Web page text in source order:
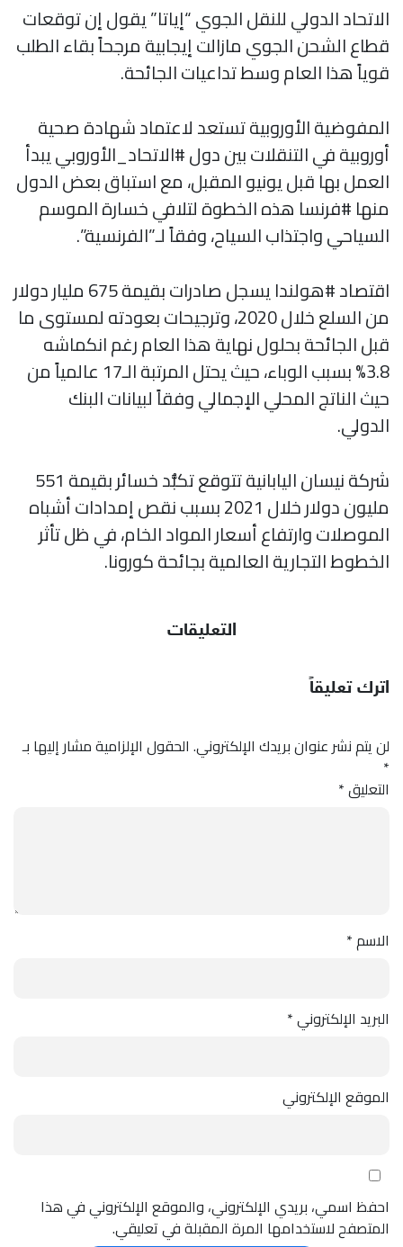
الاتحاد الدولي للنقل الجوي “إياتا” يقول إن توقعات
قطاع الشحن الجوي مازالت إيجابية مرجحاً بقاء الطلب
قوياً هذا العام وسط تداعيات الجائحة.
المفوضية الأوروبية تستعد لاعتماد شهادة صحية
أوروبية في التنقلات بين دول #الاتحاد_الأوروبي يبدأ
العمل بها قبل يونيو المقبل، مع استباق بعض الدول
منها #فرنسا هذه الخطوة لتلافي خسارة الموسم
السياحي واجتذاب السياح، وفقاً لـ”الفرنسية”.
اقتصاد #هولندا يسجل صادرات بقيمة 675 مليار دولار
من السلع خلال 2020، وترجيحات بعودته لمستوى ما
قبل الجائحة بحلول نهاية هذا العام رغم انكماشه
3.8% بسبب الوباء، حيث يحتل المرتبة الـ17 عالمياً من
حيث الناتج المحلي الإجمالي وفقاً لبيانات البنك
الدولي.
شركة نيسان اليابانية تتوقع تكبُّد خسائر بقيمة 551
مليون دولار خلال 2021 بسبب نقص إمدادات أشباه
الموصلات وارتفاع أسعار المواد الخام، في ظل تأثر
الخطوط التجارية العالمية بجائحة كورونا.
التعليقات
اترك تعليقاً
لن يتم نشر عنوان بريدك الإلكتروني. الحقول الإلزامية مشار إليها بـ
*
التعليق*
الاسم*
البريد الإلكتروني*
الموقع الإلكتروني
احفظ اسمي، بريدي الإلكتروني، والموقع الإلكتروني في هذا
المتصفح لاستخدامها المرة المقبلة في تعليقي.